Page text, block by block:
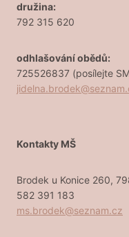
družina:
792 315 620
odhlašování obědů:
725526837 (posílejte
Kontakty MŠ
Brodek u Konice 260,
582 391 183
ms.brodek@seznam.cz